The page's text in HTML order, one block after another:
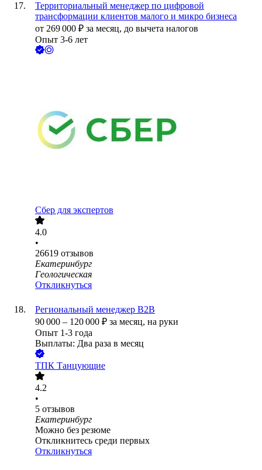
Территориальный менеджер по цифровой
трансформации клиентов малого и микро бизнеса
от 269 000 ₽ за месяц, до вычета налогов
Опыт 3-6 лет
Сбер для экспертов
4.0
•
26619 отзывов
Екатеринбург
Геологическая
Откликнуться
Региональный менеджер В2В
90 000 – 120 000 ₽ за месяц, на руки
Опыт 1-3 года
Выплаты: Два раза в месяц
ТПК Танцующие
4.2
•
5 отзывов
Екатеринбург
Можно без резюме
Откликнитесь среди первых
Откликнуться